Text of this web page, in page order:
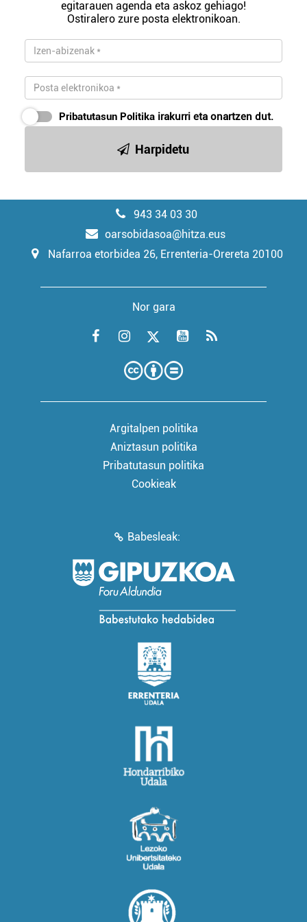
egitarauen agenda eta askoz gehiago!
Ostiralero zure posta elektronikoan.
Pribatutasun Politika irakurri eta onartzen dut.
Harpidetu
943 34 03 30
oarsobidasoa@hitza.eus
Nafarroa etorbidea 26, Errenteria-Orereta 20100
Nor gara
Argitalpen politika
Aniztasun politika
Pribatutasun politika
Cookieak
Babesleak: